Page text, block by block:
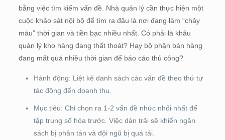
bằng việc tìm kiếm vấn đề. Nhà quản lý cần thực hiện một
cuộc khảo sát nội bộ để tìm ra đâu là nơi đang làm “chảy
máu” thời gian và tiền bạc nhiều nhất. Có phải là khâu
quản lý kho hàng đang thất thoát? Hay bộ phận bán hàng
đang mất quá nhiều thời gian để báo cáo thủ công?
Hành động: Liệt kê danh sách các vấn đề theo thứ tự
tác động đến doanh thu.
Mục tiêu: Chỉ chọn ra 1-2 vấn đề nhức nhối nhất để
tập trung số hóa trước. Việc dàn trải sẽ khiến ngân
sách bị phân tán và đội ngũ bị quá tải.